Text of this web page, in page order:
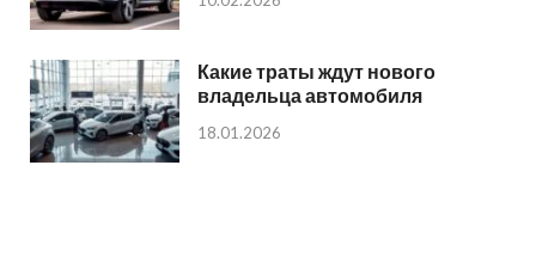
Какие траты ждут нового
владельца автомобиля
18.01.2026